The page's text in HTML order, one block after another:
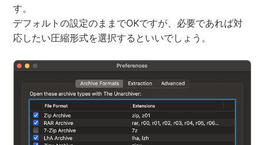
す。
デフォルトの設定のままでOKですが、必要であれば対
応したい圧縮形式を選択するといいでしょう。